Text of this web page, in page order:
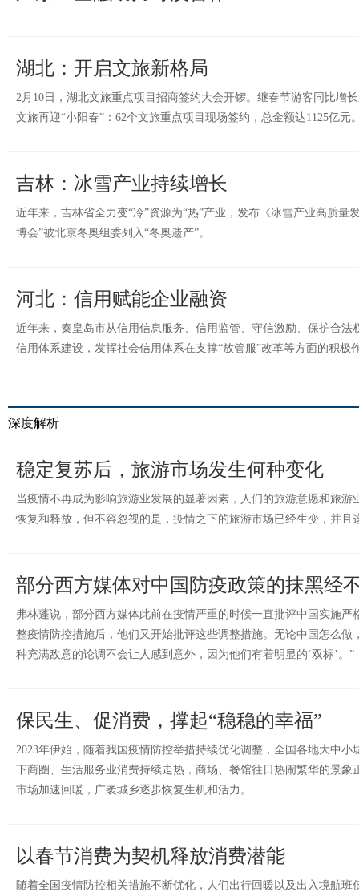
湖北：开启文旅新格局
2月10日，湖北文旅重点项目招商签约大会开锣。继春节游客同比增
文旅再迎“小阳春”：62个文旅重点项目现场签约，总金额达1125亿元
吉林：冰雪产业持续增长
近年来，吉林省全力变“冷”资源为“热”产业，发布《冰雪产业高质量
博会”被北京冬奥组委列入“冬奥遗产”。
河北：信用赋能企业融资
近年来，秦皇岛市从信用信息服务、信用监管、守信激励、保护合法
信用体系建设，发挥社会信用体系在支撑“放管服”改革等方面的积极
深度解析
稳定复苏后，旅游市场发生何种变化
当疫情不再成为影响旅游业发展的显著因素，人们的旅游意愿和旅游
恢复和释放，但不容忽视的是，疫情之下的旅游市场已经生变，并且
部分西方媒体对中国防疫政策的抹黑经
弗林蓬说，部分西方媒体此前在疫情严重的时候一直批评中国实施严
整疫情防控措施后，他们又开始批评这些调整措施。无论中国怎么做
种充满敌意的论调不会让人感到意外，因为他们有着明显的‘双标’。”
保民生、促消费，撑起“稳稳的幸福”
2023年伊始，随着我国疫情防控举措持续优化调整，全国各地大中小
下商圈、生活服务业消费持续走热，商场、餐馆往日热闹繁华的景象
市场加速回暖，广袤城乡逐步恢复生机和活力。
以春节消费为契机释放消费潜能
随着全国疫情防控相关措施不断优化，人们出行回暖以及出入境航班